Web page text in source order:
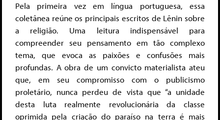
Pela primeira vez em língua portuguesa, essa
coletânea reúne os principais escritos de Lênin sobre
a religião. Uma leitura indispensável para
compreender seu pensamento em tão complexo
tema, que evoca as paixões e confusões mais
profundas. A obra de um convicto materialista ateu
que, em seu compromisso com o publicismo
proletário, nunca perdeu de vista que “a unidade
desta luta realmente revolucionária da classe
oprimida pela criação do paraíso na terra é mais